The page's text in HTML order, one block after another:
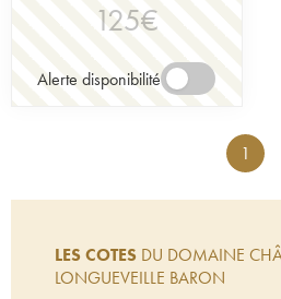
125€
Alerte disponibilité
1
LES COTES DU DOMAINE
LONGUEVEILLE BARON